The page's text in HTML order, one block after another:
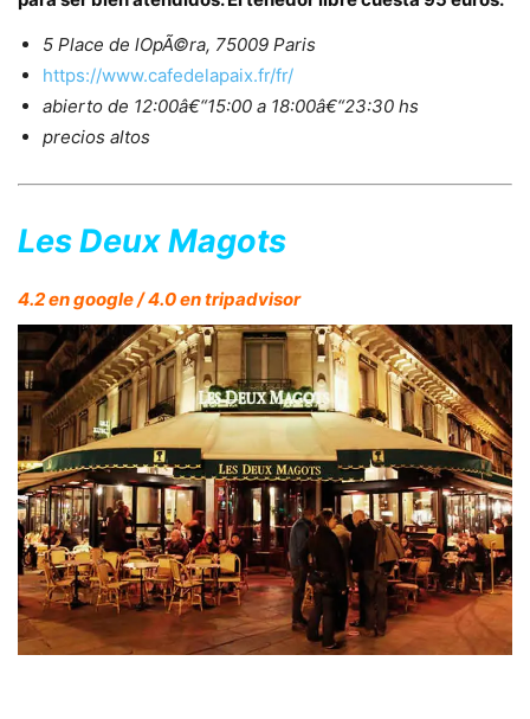
5 Place de lOpÃ©ra, 75009 Paris
https://www.cafedelapaix.fr/fr/
abierto de 12:00â€“15:00 a 18:00â€“23:30 hs
precios altos
Les Deux Magots
4.2 en google / 4.0 en tripadvisor